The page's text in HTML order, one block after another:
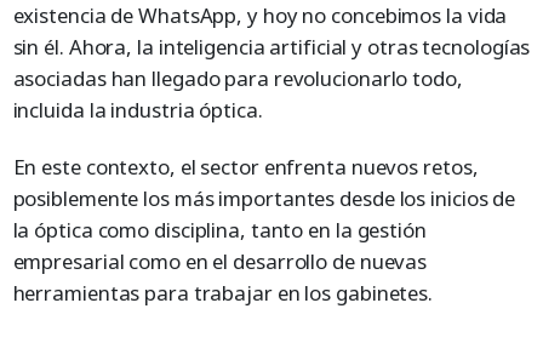
existencia de WhatsApp, y hoy no concebimos la vida
sin él. Ahora, la inteligencia artificial y otras tecnologías
asociadas han llegado para revolucionarlo todo,
incluida la industria óptica.
En este contexto, el sector enfrenta nuevos retos,
posiblemente los más importantes desde los inicios de
la óptica como disciplina, tanto en la gestión
empresarial como en el desarrollo de nuevas
herramientas para trabajar en los gabinetes.